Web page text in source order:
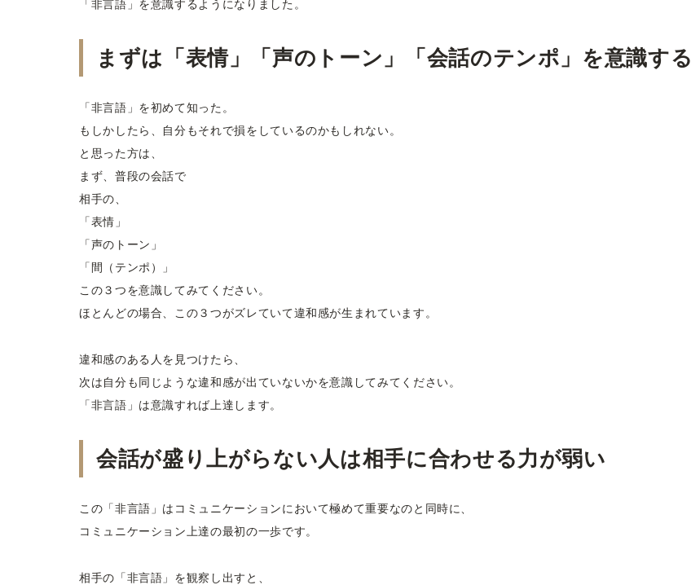
「非言語」を意識するようになりました。
まずは「表情」「声のトーン」「会話のテンポ」を意識する
「非言語」を初めて知った。
もしかしたら、自分もそれで損をしているのかもしれない。
と思った方は、
まず、普段の会話で
相手の、
「表情」
「声のトーン」
「間（テンポ）」
この３つを意識してみてください。
ほとんどの場合、この３つがズレていて違和感が生まれています。
違和感のある人を見つけたら、
次は自分も同じような違和感が出ていないかを意識してみてください。
「非言語」は意識すれば上達します。
会話が盛り上がらない人は相手に合わせる力が弱い
この「非言語」はコミュニケーションにおいて極めて重要なのと同時に、
コミュニケーション上達の最初の一歩です。
相手の「非言語」を観察し出すと、